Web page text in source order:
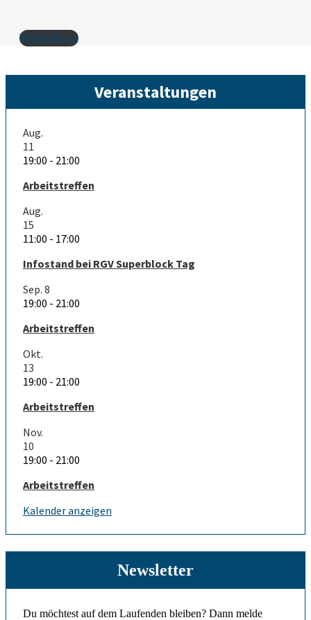
Weiterlesen
Veranstaltungen
Aug.
11
19:00 - 21:00
Arbeitstreffen
Aug.
15
11:00 - 17:00
Infostand bei RGV Superblock Tag
Sep. 8
19:00 - 21:00
Arbeitstreffen
Okt.
13
19:00 - 21:00
Arbeitstreffen
Nov.
10
19:00 - 21:00
Arbeitstreffen
Kalender anzeigen
Newsletter
Du möchtest auf dem Laufenden bleiben? Dann melde